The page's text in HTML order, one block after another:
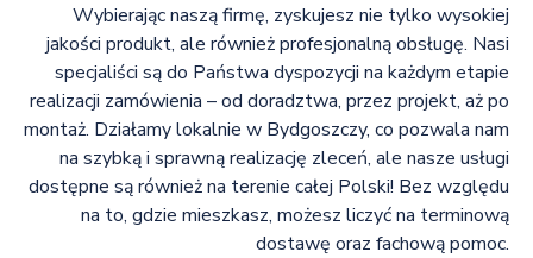
Wybierając naszą firmę, zyskujesz nie tylko wysokiej
jakości produkt, ale również profesjonalną obsługę. Nasi
specjaliści są do Państwa dyspozycji na każdym etapie
realizacji zamówienia – od doradztwa, przez projekt, aż po
montaż. Działamy lokalnie w Bydgoszczy, co pozwala nam
na szybką i sprawną realizację zleceń, ale nasze usługi
dostępne są również na terenie całej Polski! Bez względu
na to, gdzie mieszkasz, możesz liczyć na terminową
dostawę oraz fachową pomoc.